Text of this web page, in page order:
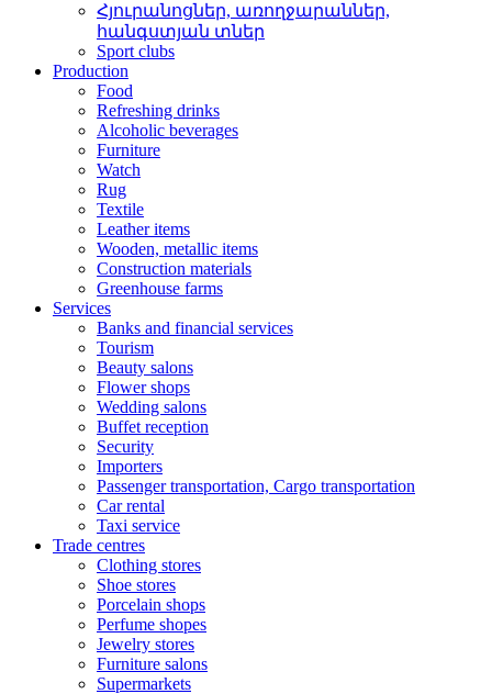
Հյուրանոցներ, առողջար­աններ,
հանգստյան տներ
Sport clubs
Production
Food
Refreshing drinks
Alcoholic beverages
Furniture
Watch
Rug
Textile
Leather items
Wooden, metallic items
Construction materials
Greenhouse farms
Services
Banks and financial services
Tourism
Beauty salons
Flower shops
Wedding salons
Buffet reception
Security
Importers
Passenger transportation, Cargo transportation
Car rental
Taxi service
Trade centres
Clothing stores
Shoe stores
Porcelain shops
Perfume shopes
Jewelry stores
Furniture salons
Supermarkets